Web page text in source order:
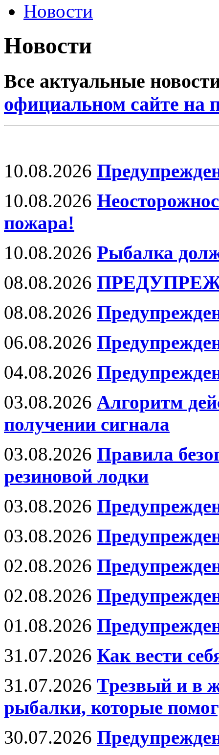
Новости
Новости
Все актуальные
официальном сайте
10.08.2026
10.08.2026
пожара!
10.08.2026 Рыбалка
08.08.2026
08.08.2026
06.08.2026
04.08.2026
03.08.2026 Алгоритм
получении сигнала
03.08.2026 Правила
резиновой лодки
03.08.2026
03.08.2026
02.08.2026
02.08.2026
01.08.2026
31.07.2026 Как вести
31.07.2026 Трезвый и в
рыбалки, которые
30.07.2026